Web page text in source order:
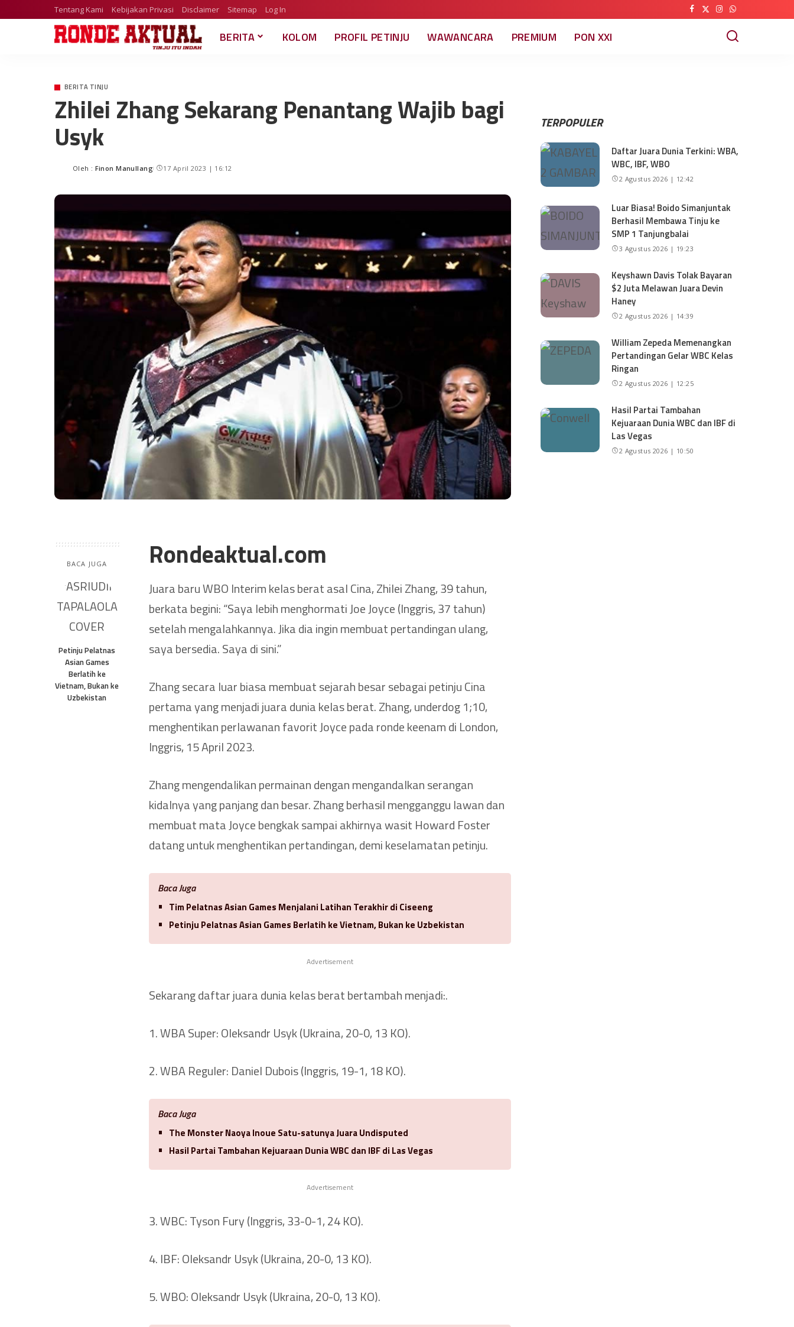
Tentang Kami Kebijakan Privasi Disclaimer Sitemap Log In
BERITA KOLOM PROFIL PETINJU WAWANCARA PREMIUM PON XXI
BERITA TINJU
Zhilei Zhang Sekarang Penantang Wajib bagi
Usyk
Oleh : Finon Manullang 17 April 2023 | 16:12
BACA JUGA
Petinju Pelatnas
Asian Games
Berlatih ke
Vietnam, Bukan ke
Uzbekistan
Rondeaktual.com
Juara baru WBO Interim kelas berat asal Cina, Zhilei Zhang, 39 tahun,
berkata begini: “Saya lebih menghormati Joe Joyce (Inggris, 37 tahun)
setelah mengalahkannya. Jika dia ingin membuat pertandingan ulang,
saya bersedia. Saya di sini.”
Zhang secara luar biasa membuat sejarah besar sebagai petinju Cina
pertama yang menjadi juara dunia kelas berat. Zhang, underdog 1;10,
menghentikan perlawanan favorit Joyce pada ronde keenam di London,
Inggris, 15 April 2023.
Zhang mengendalikan permainan dengan mengandalkan serangan
kidalnya yang panjang dan besar. Zhang berhasil mengganggu lawan dan
membuat mata Joyce bengkak sampai akhirnya wasit Howard Foster
datang untuk menghentikan pertandingan, demi keselamatan petinju.
Baca Juga
Tim Pelatnas Asian Games Menjalani Latihan Terakhir di Ciseeng
Petinju Pelatnas Asian Games Berlatih ke Vietnam, Bukan ke Uzbekistan
Advertisement
Sekarang daftar juara dunia kelas berat bertambah menjadi:.
1. WBA Super: Oleksandr Usyk (Ukraina, 20-0, 13 KO).
2. WBA Reguler: Daniel Dubois (Inggris, 19-1, 18 KO).
Baca Juga
The Monster Naoya Inoue Satu-satunya Juara Undisputed
Hasil Partai Tambahan Kejuaraan Dunia WBC dan IBF di Las Vegas
Advertisement
3. WBC: Tyson Fury (Inggris, 33-0-1, 24 KO).
4. IBF: Oleksandr Usyk (Ukraina, 20-0, 13 KO).
5. WBO: Oleksandr Usyk (Ukraina, 20-0, 13 KO).
TERPOPULER
Daftar Juara Dunia Terkini: WBA,
WBC, IBF, WBO
2 Agustus 2026 | 12:42
Luar Biasa! Boido Simanjuntak
Berhasil Membawa Tinju ke
SMP 1 Tanjungbalai
3 Agustus 2026 | 19:23
Keyshawn Davis Tolak Bayaran
$2 Juta Melawan Juara Devin
Haney
2 Agustus 2026 | 14:39
William Zepeda Memenangkan
Pertandingan Gelar WBC Kelas
Ringan
2 Agustus 2026 | 12:25
Hasil Partai Tambahan
Kejuaraan Dunia WBC dan IBF di
Las Vegas
2 Agustus 2026 | 10:50